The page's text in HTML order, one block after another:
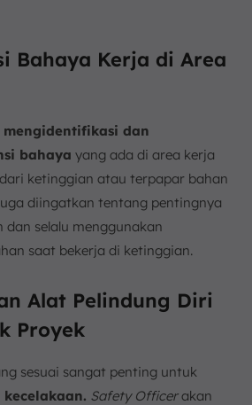
Bahaya Kerja di Area
mengidentifikasi dan
bahaya yang ada di area kerja
ketinggian atau terpapar bahan
diingatkan tentang pentingnya
selalu menggunakan
saat bekerja di ketinggian.
Alat Pelindung Diri
Proyek
sesuai sangat penting untuk
Safety Officerakan